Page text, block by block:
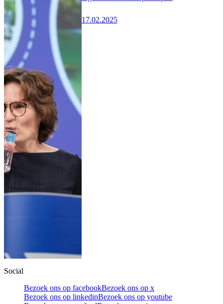
17.02.2025
Social
Bezoek ons op facebookBezoek ons op x
Bezoek ons op linkedinBezoek ons op youtube